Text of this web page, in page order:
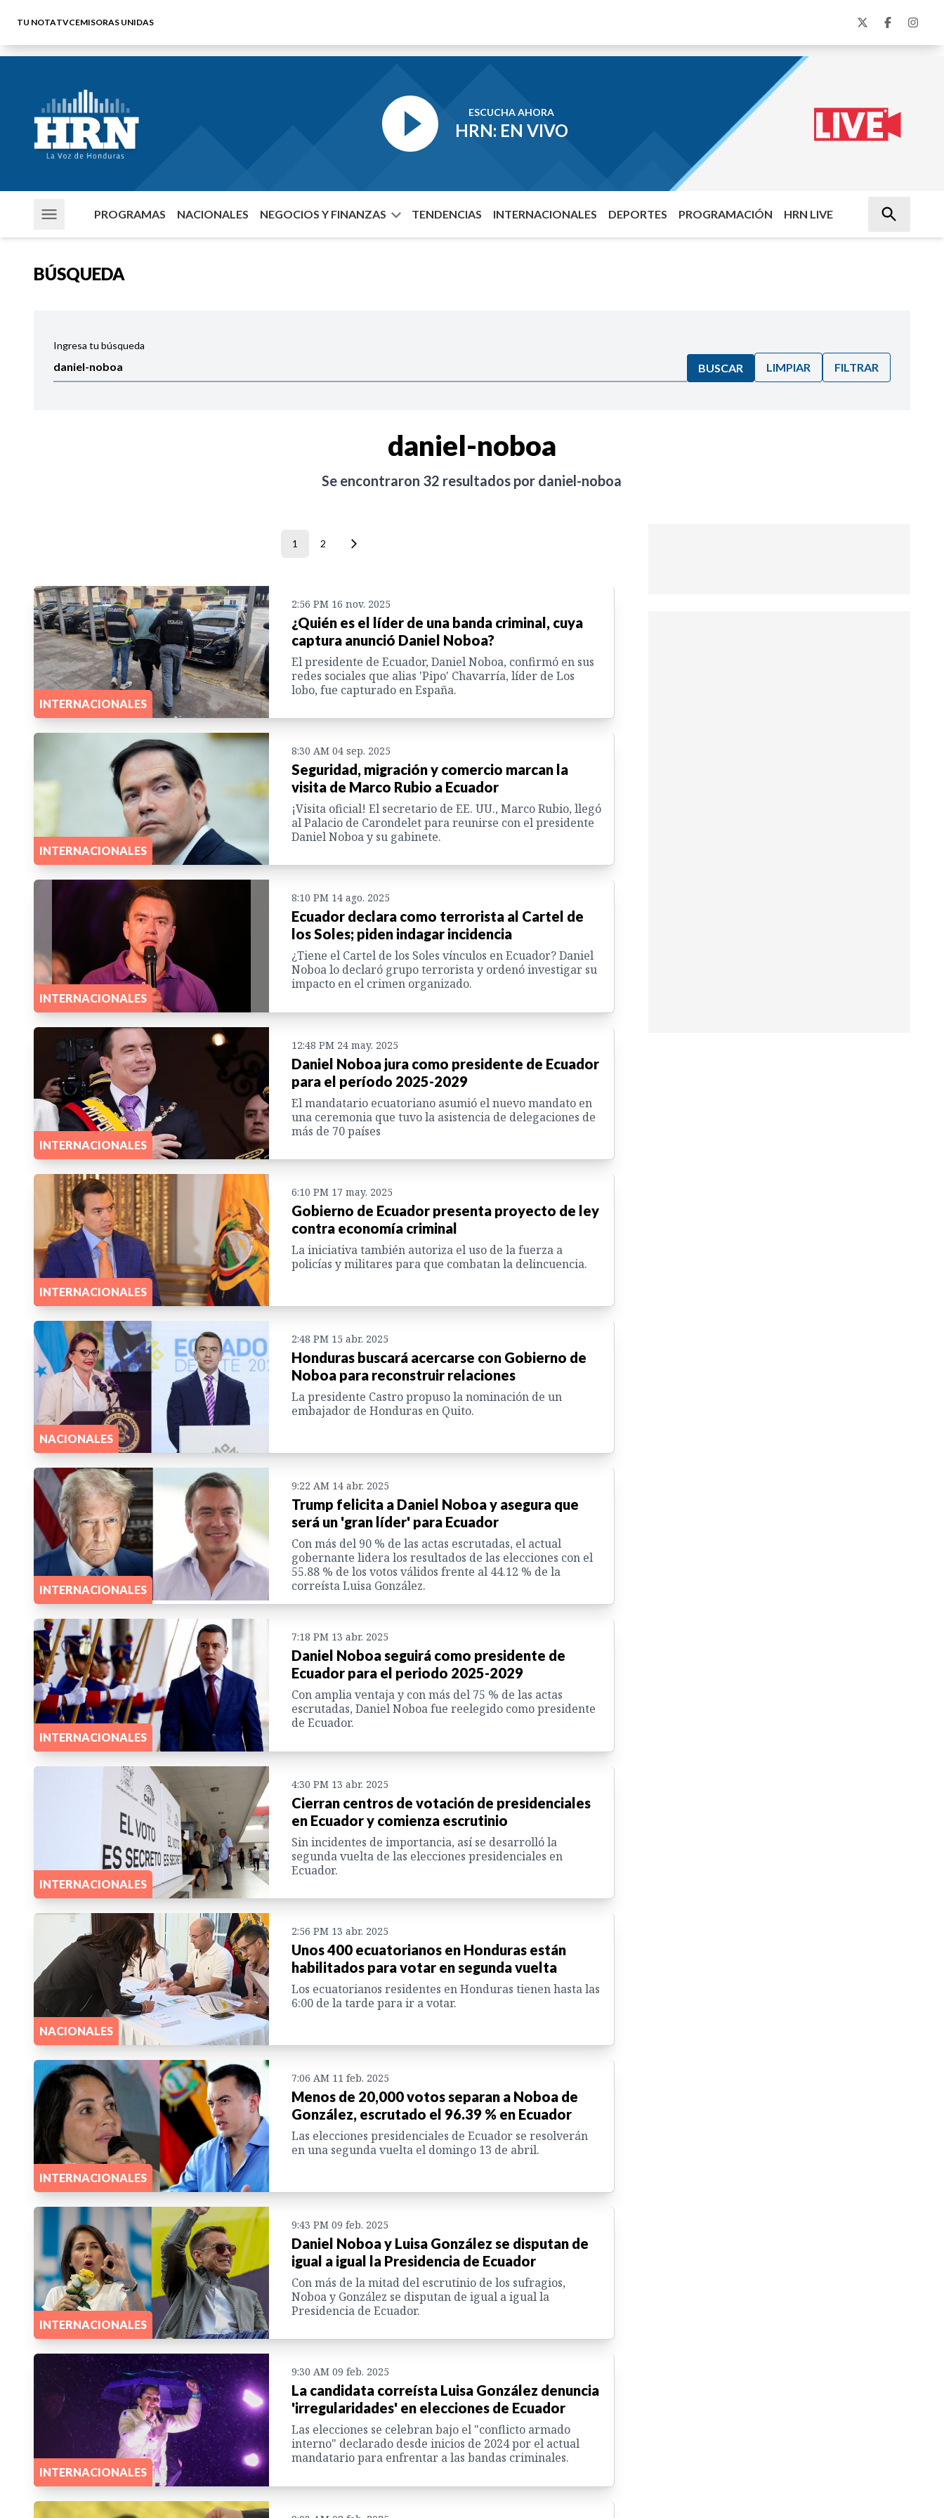
TU NOTATVCEMISORAS UNIDAS
ESCUCHA AHORA
HRN: EN VIVO
PROGRAMAS NACIONALES NEGOCIOS Y FINANZAS TENDENCIAS INTERNACIONALES DEPORTES PROGRAMACIÓN HRN LIVE
BÚSQUEDA
Ingresa tu búsqueda
BUSCAR LIMPIAR FILTRAR
daniel-noboa
Se encontraron 32 resultados por daniel-noboa
1 2
INTERNACIONALES
2:56 PM 16 nov. 2025
¿Quién es el líder de una banda criminal, cuya
captura anunció Daniel Noboa?
El presidente de Ecuador, Daniel Noboa, confirmó en sus
redes sociales que alias 'Pipo' Chavarría, líder de Los
lobo, fue capturado en España.
INTERNACIONALES
8:30 AM 04 sep. 2025
Seguridad, migración y comercio marcan la
visita de Marco Rubio a Ecuador
¡Visita oficial! El secretario de EE. UU., Marco Rubio, llegó
al Palacio de Carondelet para reunirse con el presidente
Daniel Noboa y su gabinete.
INTERNACIONALES
8:10 PM 14 ago. 2025
Ecuador declara como terrorista al Cartel de
los Soles; piden indagar incidencia
¿Tiene el Cartel de los Soles vínculos en Ecuador? Daniel
Noboa lo declaró grupo terrorista y ordenó investigar su
impacto en el crimen organizado.
INTERNACIONALES
12:48 PM 24 may. 2025
Daniel Noboa jura como presidente de Ecuador
para el período 2025-2029
El mandatario ecuatoriano asumió el nuevo mandato en
una ceremonia que tuvo la asistencia de delegaciones de
más de 70 países
INTERNACIONALES
6:10 PM 17 may. 2025
Gobierno de Ecuador presenta proyecto de ley
contra economía criminal
La iniciativa también autoriza el uso de la fuerza a
policías y militares para que combatan la delincuencia.
NACIONALES
2:48 PM 15 abr. 2025
Honduras buscará acercarse con Gobierno de
Noboa para reconstruir relaciones
La presidente Castro propuso la nominación de un
embajador de Honduras en Quito.
INTERNACIONALES
9:22 AM 14 abr. 2025
Trump felicita a Daniel Noboa y asegura que
será un 'gran líder' para Ecuador
Con más del 90 % de las actas escrutadas, el actual
gobernante lidera los resultados de las elecciones con el
55.88 % de los votos válidos frente al 44.12 % de la
correísta Luisa González.
INTERNACIONALES
7:18 PM 13 abr. 2025
Daniel Noboa seguirá como presidente de
Ecuador para el periodo 2025-2029
Con amplia ventaja y con más del 75 % de las actas
escrutadas, Daniel Noboa fue reelegido como presidente
de Ecuador.
INTERNACIONALES
4:30 PM 13 abr. 2025
Cierran centros de votación de presidenciales
en Ecuador y comienza escrutinio
Sin incidentes de importancia, así se desarrolló la
segunda vuelta de las elecciones presidenciales en
Ecuador.
NACIONALES
2:56 PM 13 abr. 2025
Unos 400 ecuatorianos en Honduras están
habilitados para votar en segunda vuelta
Los ecuatorianos residentes en Honduras tienen hasta las
6:00 de la tarde para ir a votar.
INTERNACIONALES
7:06 AM 11 feb. 2025
Menos de 20,000 votos separan a Noboa de
González, escrutado el 96.39 % en Ecuador
Las elecciones presidenciales de Ecuador se resolverán
en una segunda vuelta el domingo 13 de abril.
INTERNACIONALES
9:43 PM 09 feb. 2025
Daniel Noboa y Luisa González se disputan de
igual a igual la Presidencia de Ecuador
Con más de la mitad del escrutinio de los sufragios,
Noboa y González se disputan de igual a igual la
Presidencia de Ecuador.
INTERNACIONALES
9:30 AM 09 feb. 2025
La candidata correísta Luisa González denuncia
'irregularidades' en elecciones de Ecuador
Las elecciones se celebran bajo el "conflicto armado
interno" declarado desde inicios de 2024 por el actual
mandatario para enfrentar a las bandas criminales.